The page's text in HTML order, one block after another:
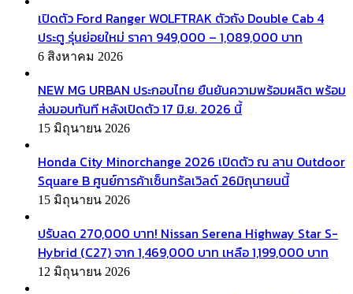
เปิดตัว Ford Ranger WOLFTRAK ตัวถัง Double Cab 4
ประตู รุ่นย่อยใหม่ ราคา 949,000 – 1,089,000 บาท
6 สิงหาคม 2026
NEW MG URBAN ประกอบไทย ยืนยันความพร้อมผลิต พร้อม
ส่งมอบทันที หลังเปิดตัว 17 มิ.ย. 2026 นี้
15 มิถุนายน 2026
Honda City Minorchange 2026 เปิดตัว ณ ลาน Outdoor
Square B ศูนย์การค้าเซ็นทรัลเวิลด์ 26มิถุนายนนี้
15 มิถุนายน 2026
ปรับลด 270,000 บาท! Nissan Serena Highway Star S-
Hybrid (C27) จาก 1,469,000 บาท เหลือ 1,199,000 บาท
12 มิถุนายน 2026